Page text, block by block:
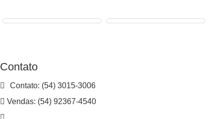
Contato
Contato: (54) 3015-3006
Vendas: (54) 92367-4540